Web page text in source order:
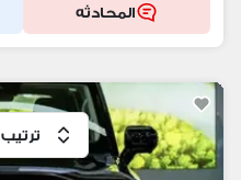
المحادثه
ترتيب